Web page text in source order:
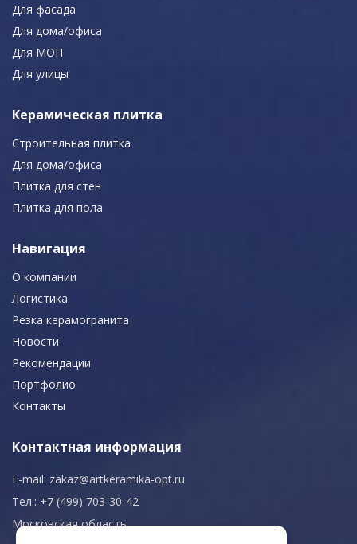
Для фасада
Для дома/офиса
Для МОП
Для улицы
Керамическая плитка
Строительная плитка
Для дома/офиса
Плитка для стен
Плитка для пола
Навигация
О компании
Логистика
Резка керамогранита
Новости
Рекомендации
Портфолио
Контакты
Контактная информация
E-mail: zakaz@artkeramika-opt.ru
Тел.: +7 (499) 703-30-42
Московская область,